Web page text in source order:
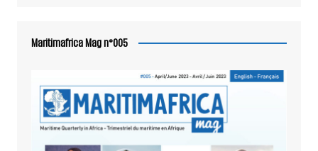
Maritimafrica Mag n°005